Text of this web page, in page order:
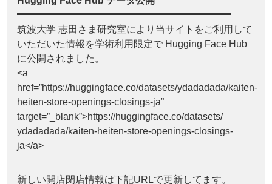
筑波大学 志田さま研究室により当サイトをご利用して
いただいた情報を学術利用限定で Hugging Face Hub
に公開されました。
<a
href=”https://huggingface.co/datasets/ydadadada/kaiten-
heiten-store-openings-closings-ja”
target=”_blank”>https://huggingface.co/datasets/
ydadadada/kaiten-heiten-store-openings-closings-
ja</a>
新しい開店閉店情報は下記URLで更新してます。